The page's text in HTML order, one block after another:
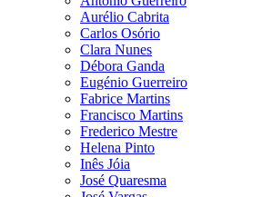
Aurélio Cabrita
Carlos Osório
Clara Nunes
Débora Ganda
Eugénio Guerreiro
Fabrice Martins
Francisco Martins
Frederico Mestre
Helena Pinto
Inês Jóia
José Quaresma